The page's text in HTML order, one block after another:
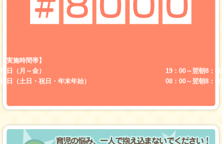
【実施時間帯】
平日（月～金）
19：00～翌朝8：00
休日（土日・祝日・年末年始）
08：00～翌朝8：00